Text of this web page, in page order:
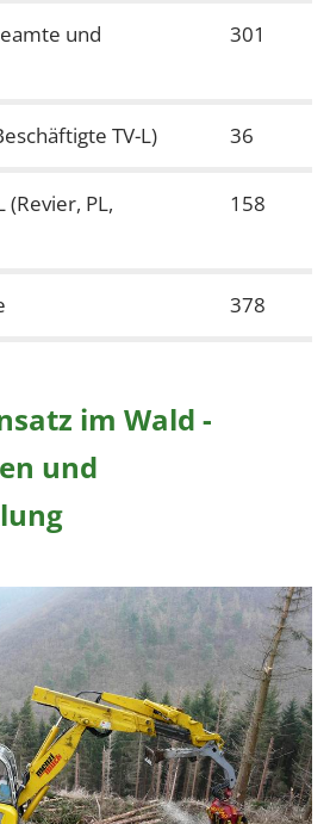
und
301
TV-L) 36
(Revier, PL,
158
378
im Wald -
und
zu können, werden von
Cookies gesetzt.